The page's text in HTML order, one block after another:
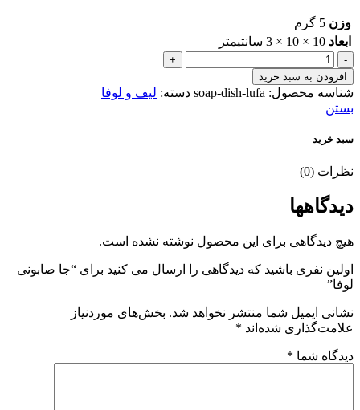
وزن 5 گرم
ابعاد 10 × 10 × 3 سانتیمتر
جا
صابونی
لوفا
افزودن به سبد خرید
شناسه محصول: soap-dish-lufa دسته: لیف و لوفا
بستن
سبد خرید
نظرات (0)
دیدگاهها
هیچ دیدگاهی برای این محصول نوشته نشده است.
اولین نفری باشید که دیدگاهی را ارسال می کنید برای “جا صابونی
لوفا”
نشانی ایمیل شما منتشر نخواهد شد. بخش‌های موردنیاز
علامت‌گذاری شده‌اند *
دیدگاه شما *